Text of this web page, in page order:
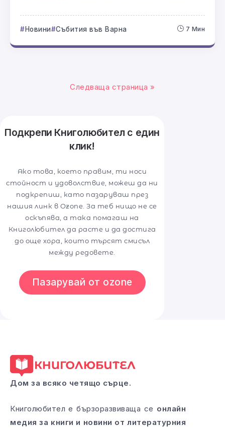
Новини Събития във Варна 7 Мин
Следваща страница »
Подкрепи Книголюбител с един
клик!
Ако това, което правим, ти носи
стойност и удоволствие, можеш да ни
подкрепиш, като пазаруваш през
нашия линк в Ozone. За теб нищо не се
оскъпява, а така помагаш на
Книголюбител да расте и да достига
до още хора, които търсят смисъл
между редовете.
Пазарувай от ozone
Дом за всяко четящо сърце.
Книголюбител е бързоразвиваща се онлайн
медия за книги и новини от литературния